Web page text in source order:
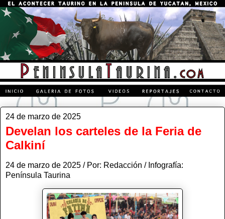
24 de marzo de 2025
Develan los carteles de la Feria de
Calkiní
24 de marzo de 2025 / Por: Redacción / Infografía:
Península Taurina